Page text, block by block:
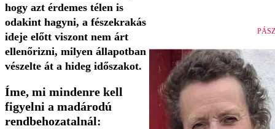
hogy azt érdemes télen is
odakint hagyni, a fészekrakás
ideje előtt viszont nem árt
ellenőrizni, milyen állapotban
vészelte át a hideg időszakot.
Íme, mi mindenre kell
figyelni a madárodú
rendbehozatalnál: